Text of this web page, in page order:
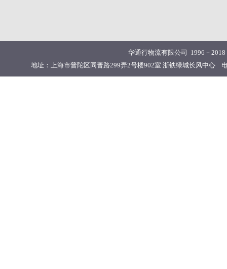
华通行物流有限公司 1996－
地址：上海市普陀区同普路299弄2号楼902室 浙铁绿城长风中心